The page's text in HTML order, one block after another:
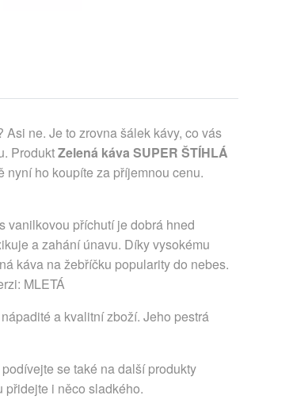
ne. Je to zrovna šálek kávy, co vás
ProduktZelená káva SUPER ŠTÍHLÁ
nyní ho koupíte za příjemnou cenu.
vanilkovou příchutí je dobrá hned
a zahání únavu. Díky vysokému
káva na žebříčku popularity do nebes.
MLETÁ
a kvalitní zboží. Jeho pestrá
se také na další produkty
přidejte i něco sladkého.